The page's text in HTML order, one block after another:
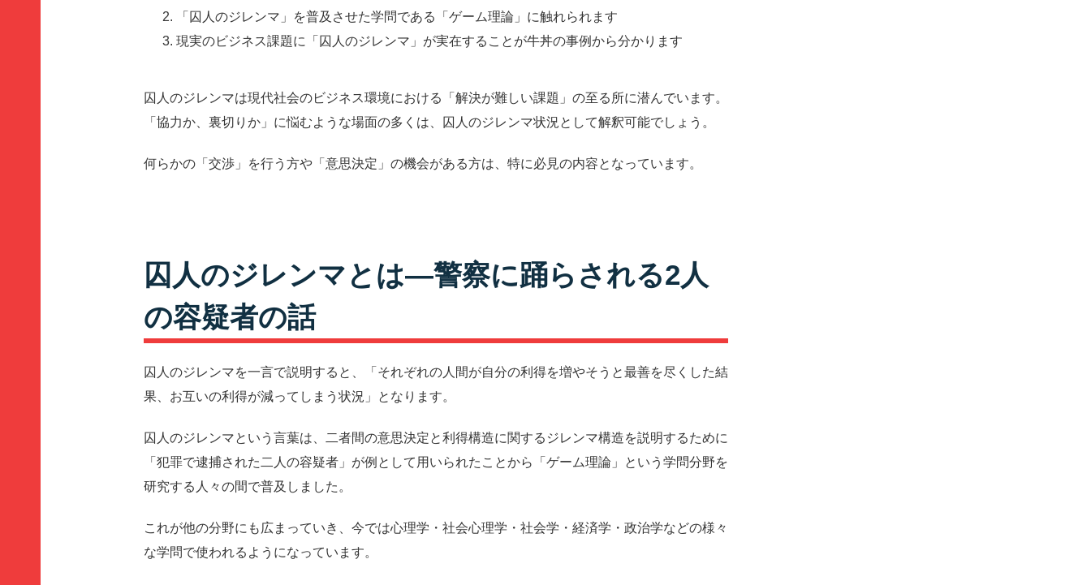
「囚人のジレンマ」を普及させた学問である「ゲーム理論」に触れられます
現実のビジネス課題に「囚人のジレンマ」が実在することが牛丼の事例から分かります
囚人のジレンマは現代社会のビジネス環境における「解決が難しい課題」の至る所に潜んでいます。
「協力か、裏切りか」に悩むような場面の多くは、囚人のジレンマ状況として解釈可能でしょう。
何らかの「交渉」を行う方や「意思決定」の機会がある方は、特に必見の内容となっています。
囚人のジレンマとは―警察に踊らされる2人
の容疑者の話
囚人のジレンマを一言で説明すると、「それぞれの人間が自分の利得を増やそうと最善を尽くした結
果、お互いの利得が減ってしまう状況」となります。
囚人のジレンマという言葉は、二者間の意思決定と利得構造に関するジレンマ構造を説明するために
「犯罪で逮捕された二人の容疑者」が例として用いられたことから「ゲーム理論」という学問分野を
研究する人々の間で普及しました。
これが他の分野にも広まっていき、今では心理学・社会心理学・社会学・経済学・政治学などの様々
な学問で使われるようになっています。